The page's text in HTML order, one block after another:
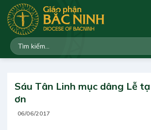
qua
dung
Sáu Tân Linh mục dâng Lễ tạ
ơn
06/06/2017